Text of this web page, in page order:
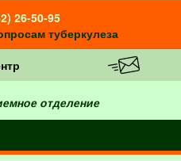
26-50-95
туберкулеза
отделение